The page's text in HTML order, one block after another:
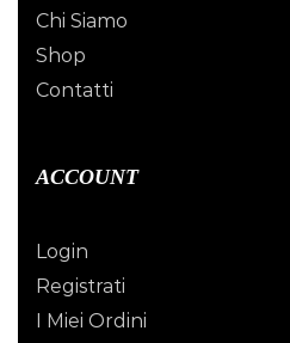
Chi Siamo
Shop
Contatti
ACCOUNT
Login
Registrati
I Miei Ordini